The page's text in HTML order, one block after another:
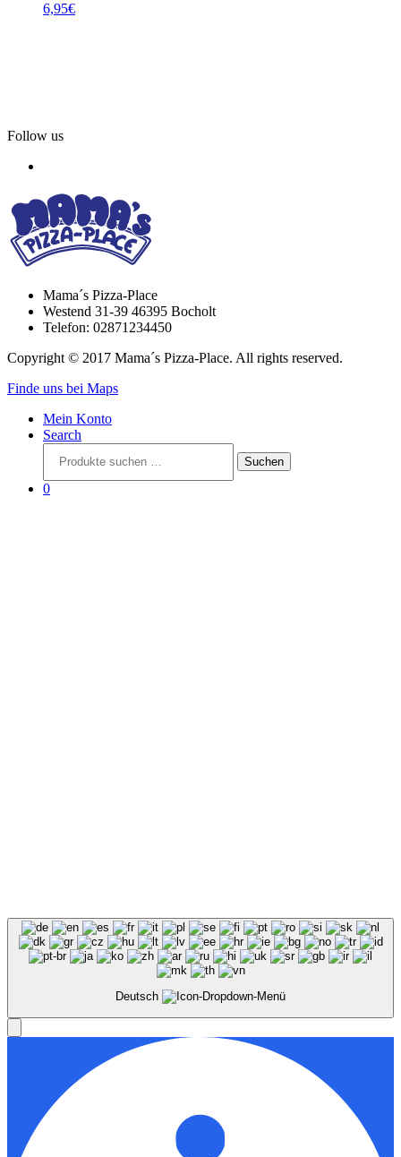
6,95€
Follow us
Mama´s Pizza-Place
Westend 31-39 46395 Bocholt
Telefon: 02871234450
Copyright © 2017 Mama´s Pizza-Place. All rights reserved.
Finde uns bei Maps
Mein Konto
Search
nach:
Suchen
0
Deutsch